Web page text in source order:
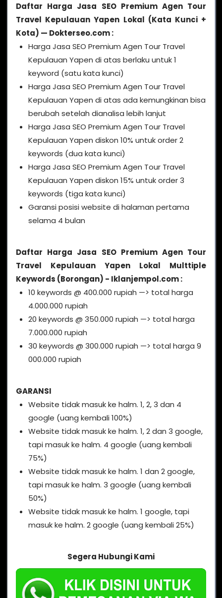
Daftar Harga Jasa SEO Premium Agen Tour
Travel Kepulauan Yapen Lokal (Kata Kunci +
Kota) — Dokterseo.com :
Harga Jasa SEO Premium Agen Tour Travel
Kepulauan Yapen di atas berlaku untuk 1
keyword (satu kata kunci)
Harga Jasa SEO Premium Agen Tour Travel
Kepulauan Yapen di atas ada kemungkinan bisa
berubah setelah dianalisa lebih lanjut
Harga Jasa SEO Premium Agen Tour Travel
Kepulauan Yapen diskon 10% untuk order 2
keywords (dua kata kunci)
Harga Jasa SEO Premium Agen Tour Travel
Kepulauan Yapen diskon 15% untuk order 3
keywords (tiga kata kunci)
Garansi posisi website di halaman pertama
selama 4 bulan
Daftar Harga Jasa SEO Premium Agen Tour
Travel Kepulauan Yapen Lokal Multtiple
Keywords (Borongan) - Iklanjempol.com :
10 keywords @ 400.000 rupiah —> total harga
4.000.000 rupiah
20 keywords @ 350.000 rupiah —> total harga
7.000.000 rupiah
30 keywords @ 300.000 rupiah —> total harga 9
000.000 rupiah
GARANSI
Website tidak masuk ke halm. 1, 2, 3 dan 4
google (uang kembali 100%)
Website tidak masuk ke halm. 1, 2 dan 3 google,
tapi masuk ke halm. 4 google (uang kembali
75%)
Website tidak masuk ke halm. 1 dan 2 google,
tapi masuk ke halm. 3 google (uang kembali
50%)
Website tidak masuk ke halm. 1 google, tapi
masuk ke halm. 2 google (uang kembali 25%)
Segera Hubungi Kami